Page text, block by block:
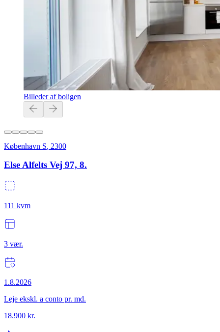
Billeder af boligen
København S, 2300
Else Alfelts Vej 97, 8.
111 kvm
3 vær.
1.8.2026
Leje ekskl. a conto pr. md.
18.900 kr.